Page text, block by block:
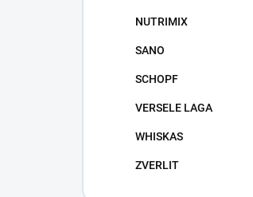
NUTRIMIX
SANO
SCHOPF
VERSELE LAGA
WHISKAS
ZVERLIT